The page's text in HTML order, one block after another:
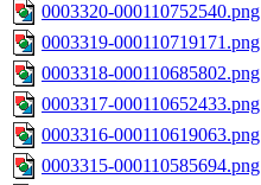
0003320-000110752540.png
0003319-000110719171.png
0003318-000110685802.png
0003317-000110652433.png
0003316-000110619063.png
0003315-000110585694.png